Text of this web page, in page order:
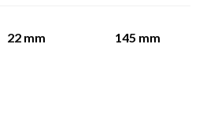
22 mm 145 mm